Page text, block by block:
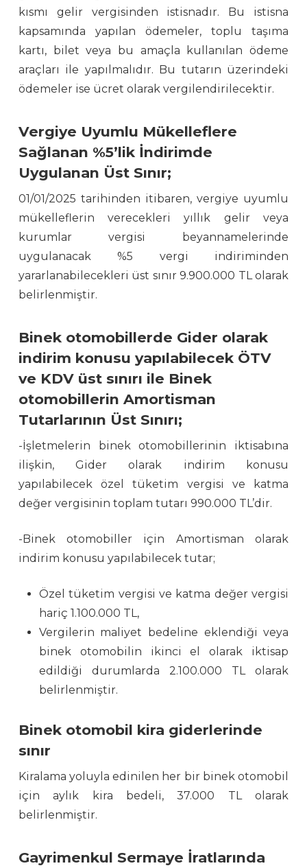
kısmı gelir vergisinden istisnadır. Bu istisna
kapsamında yapılan ödemeler, toplu taşıma
kartı, bilet veya bu amaçla kullanılan ödeme
araçları ile yapılmalıdır. Bu tutarın üzerindeki
ödemeler ise ücret olarak vergilendirilecektir.
Vergiye Uyumlu Mükelleflere
Sağlanan %5’lik İndirimde
Uygulanan Üst Sınır;
01/01/2025 tarihinden itibaren, vergiye uyumlu
mükelleflerin verecekleri yıllık gelir veya
kurumlar vergisi beyannamelerinde
uygulanacak %5 vergi indiriminden
yararlanabilecekleri üst sınır 9.900.000 TL olarak
belirlenmiştir.
Binek otomobillerde Gider olarak
indirim konusu yapılabilecek ÖTV
ve KDV üst sınırı ile Binek
otomobillerin Amortisman
Tutarlarının Üst Sınırı;
-İşletmelerin binek otomobillerinin iktisabına
ilişkin, Gider olarak indirim konusu
yapılabilecek özel tüketim vergisi ve katma
değer vergisinin toplam tutarı 990.000 TL’dir.
-Binek otomobiller için Amortisman olarak
indirim konusu yapılabilecek tutar;
Özel tüketim vergisi ve katma değer vergisi
hariç 1.100.000 TL,
Vergilerin maliyet bedeline eklendiği veya
binek otomobilin ikinci el olarak iktisap
edildiği durumlarda 2.100.000 TL olarak
belirlenmiştir.
Binek otomobil kira giderlerinde
sınır
Kiralama yoluyla edinilen her bir binek otomobil
için aylık kira bedeli, 37.000 TL olarak
belirlenmiştir.
Gayrimenkul Sermaye İratlarında